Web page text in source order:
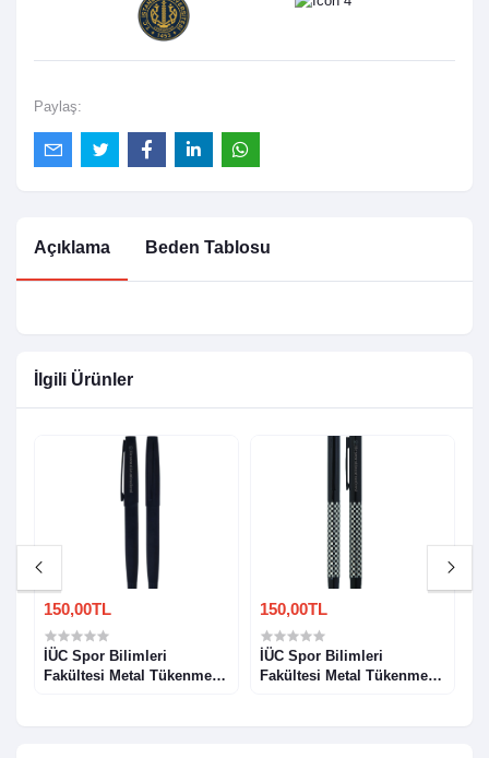
Paylaş:
Açıklama Beden Tablosu
İlgili Ürünler
150,00TL
İÜC Spor Bilimleri
Fakültesi Metal Tükenmez
150,00TL
İÜC Spor Bilimleri
Fakültesi Metal Tükenmez